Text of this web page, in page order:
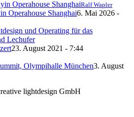
Ralf Wapler
Operahouse Shanghai6. Mai 2026 -
23. August 2021 - 7:44
Olympihalle München3. August
lightdesign GmbH